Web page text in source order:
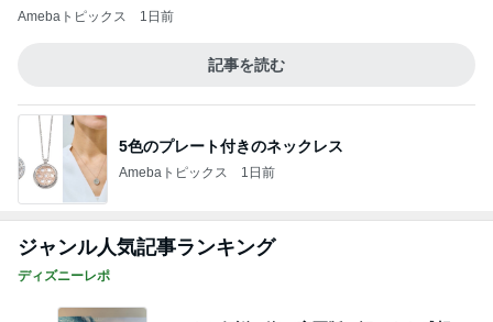
Amebaトピックス 1日前
記事を読む
5色のプレート付きのネックレス
Amebaトピックス 1日前
ジャンル人気記事ランキング
ディズニーレポ